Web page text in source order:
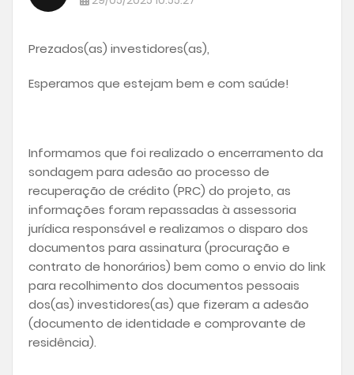
Prezados(as) investidores(as),
Esperamos que estejam bem e com saúde!
Informamos que foi realizado o encerramento da
sondagem para adesão ao processo de
recuperação de crédito (PRC) do projeto, as
informações foram repassadas à assessoria
jurídica responsável e realizamos o disparo dos
documentos para assinatura (procuração e
contrato de honorários) bem como o envio do link
para recolhimento dos documentos pessoais
dos(as) investidores(as) que fizeram a adesão
(documento de identidade e comprovante de
residência).